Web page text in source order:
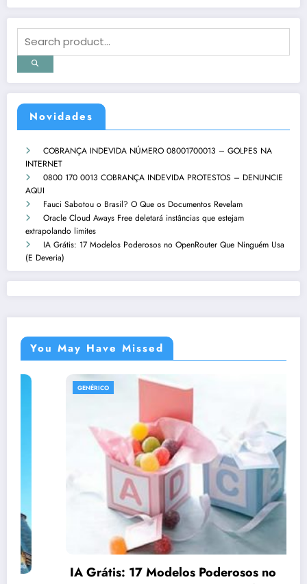
Novidades
COBRANÇA INDEVIDA NÚMERO 08001700013 – GOLPES NA
INTERNET
0800 170 0013 COBRANÇA INDEVIDA PROTESTOS – DENUNCIE
AQUI
Fauci Sabotou o Brasil? O Que os Documentos Revelam
Oracle Cloud Aways Free deletará instâncias que estejam
extrapolando limites
IA Grátis: 17 Modelos Poderosos no OpenRouter Que Ninguém Usa
(E Deveria)
You May Have Missed
IA Grátis: 17 Modelos Poderosos no